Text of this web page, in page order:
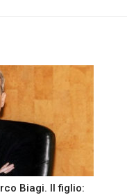
Biagi. Il figlio: